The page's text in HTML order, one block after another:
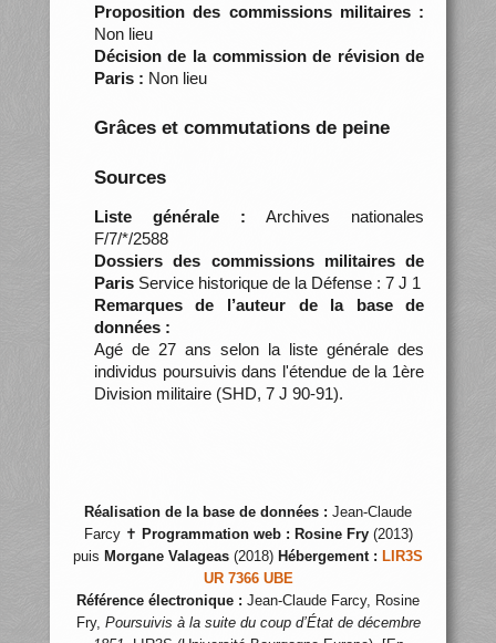
Proposition des commissions militaires :
Non lieu
Décision de la commission de révision de
Paris : Non lieu
Grâces et commutations de peine
Sources
Liste générale : Archives nationales
F/7/*/2588
Dossiers des commissions militaires de
ParisService historique de la Défense : 7 J 1
Remarques de l’auteur de la base de
données :
Agé de 27 ans selon la liste générale des
individus poursuivis dans l'étendue de la 1ère
Division militaire (SHD, 7 J 90-91).
Réalisation de la base de données : Jean-Claude
Farcy ✝ Programmation web : Rosine Fry(2013)
puis Morgane Valageas (2018) Hébergement : LIR3S
UR 7366 UBE
Référence électronique : Jean-Claude Farcy, Rosine
Fry, Poursuivis à la suite du coup d’État de décembre